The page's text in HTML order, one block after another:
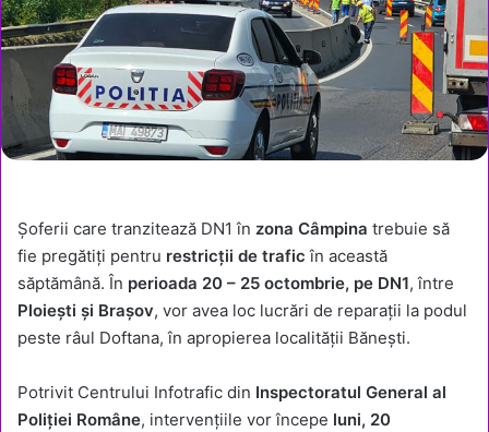
Șoferii care tranzitează DN1 în zona Câmpina trebuie să
fie pregătiți pentru restricții de trafic în această
săptămână. În perioada 20 – 25 octombrie, pe DN1, între
Ploiești și Brașov, vor avea loc lucrări de reparații la podul
peste râul Doftana, în apropierea localității Bănești.
Potrivit Centrului Infotrafic din Inspectoratul General al
Poliției Române, intervențiile vor începe luni, 20